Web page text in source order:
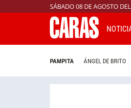
SÁBADO 08 DE AGOSTO
PAMPITA ÁNGEL DE BRITO